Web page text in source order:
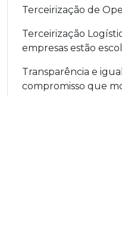
Terceirização de
Terceirização
empresas estão
Transparência e
compromisso que